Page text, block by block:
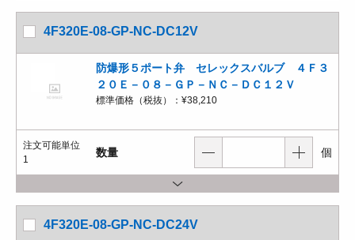
4F320E-08-GP-NC-DC12V
防爆形５ポート弁 セレックスバルブ ４Ｆ３
２０Ｅ－０８－ＧＰ－ＮＣ－ＤＣ１２Ｖ
標準価格（税抜）： ¥38,210
注文可能単位
1
数量 個
4F320E-08-GP-NC-DC24V